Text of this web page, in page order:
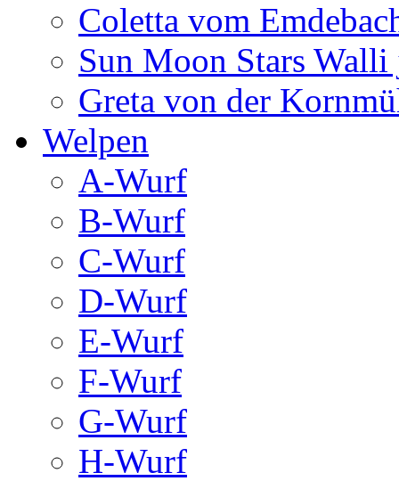
Coletta vom
Sun Moon Stars
Greta von der
Welpen
A-Wurf
B-Wurf
C-Wurf
D-Wurf
E-Wurf
F-Wurf
G-Wurf
H-Wurf